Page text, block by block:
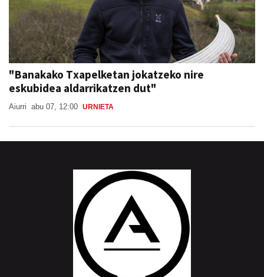
"Banakako Txapelketan jokatzeko nire
eskubidea aldarrikatzen dut"
Aiurri abu 07, 12:00 URNIETA